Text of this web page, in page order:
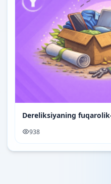
Dereliksiyaning
938